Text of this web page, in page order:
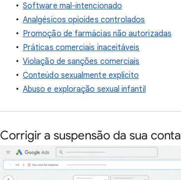
Software mal-intencionado
Analgésicos opioides controlados
Promoção de farmácias não autorizadas
Práticas comerciais inaceitáveis
Violação de sanções comerciais
Conteúdo sexualmente explícito
Abuso e exploração sexual infantil
Corrigir a suspensão da sua conta